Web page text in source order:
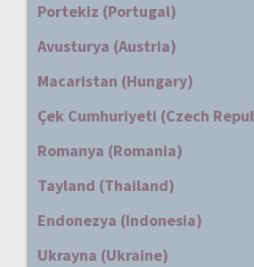
Portekiz (Portugal)
Avusturya (Austria)
Macaristan (Hungary)
Çek Cumhuriyeti (Czech
Romanya (Romania)
Tayland (Thailand)
Endonezya (Indonesia)
Ukrayna (Ukraine)